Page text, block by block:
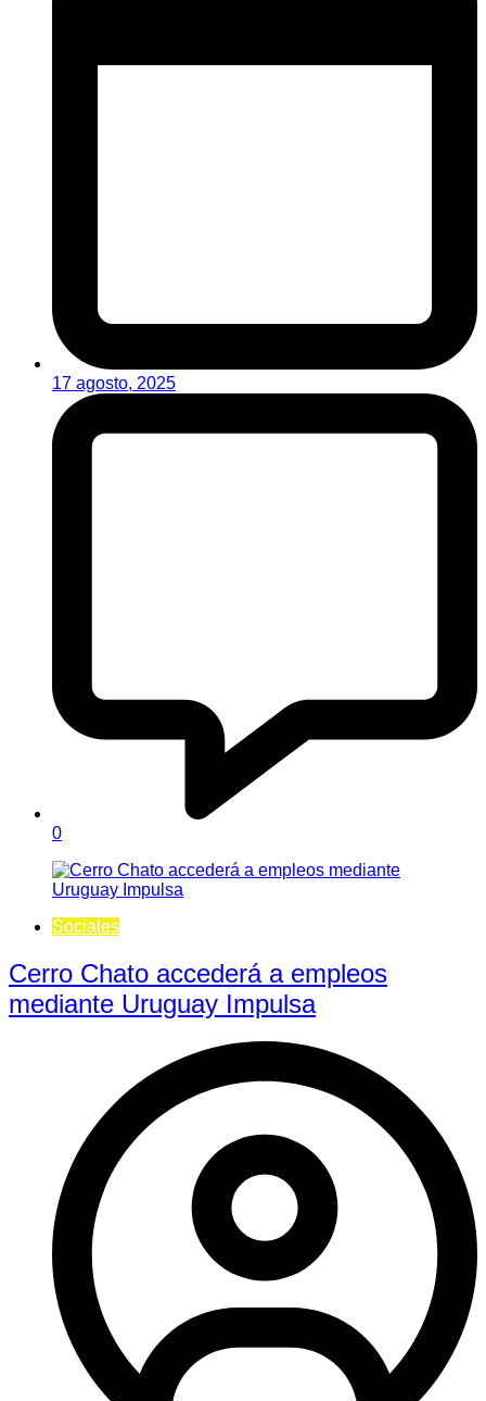
17 agosto, 2025
0
Sociales
Cerro Chato accederá a empleos
mediante Uruguay Impulsa